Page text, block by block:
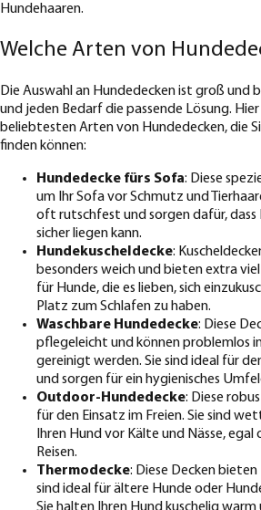
Hundehaaren.
Welche Arten von
Die Auswahl an Hundedecken ist groß und
und jeden Bedarf die passende Lösung.
beliebtesten Arten von Hundedecken, die
finden können:
Hundedecke fürs Sofa: Diese
um Ihr Sofa vor Schmutz und
oft rutschfest und sorgen dafür, dass
sicher liegen kann.
Hundekuscheldecke:
besonders weich und bieten extra
für Hunde, die es lieben, sich
Platz zum Schlafen zu haben.
Waschbare Hundedecke: Diese
pflegeleicht und können problemlos
gereinigt werden. Sie sind ideal für
und sorgen für ein hygienisches
Outdoor-Hundedecke: Diese
für den Einsatz im Freien. Sie sind
Ihren Hund vor Kälte und Nässe,
Reisen.
Thermodecke: Diese Decken
sind ideal für ältere Hunde oder